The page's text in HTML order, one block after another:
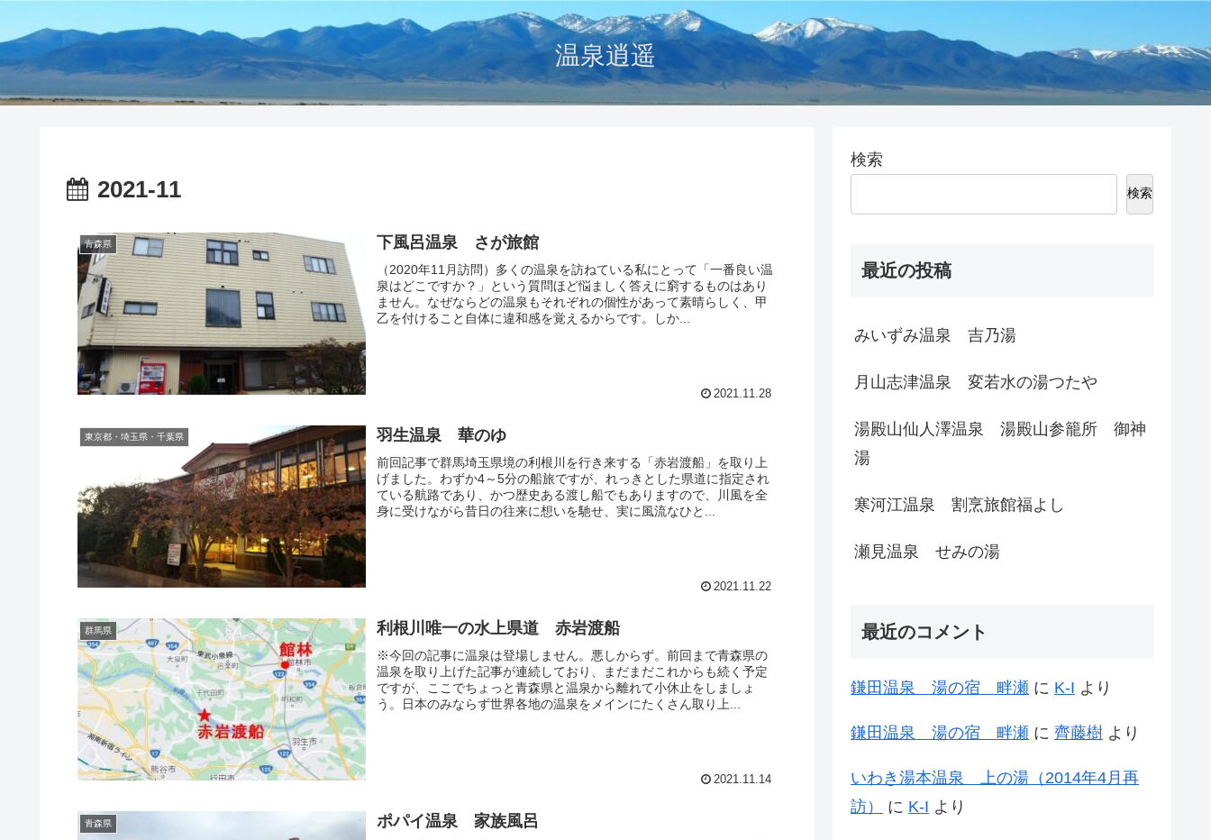
温泉逍遥
2021-11
青森県 下風呂温泉 さが旅館
（2020年11月訪問）多くの温泉を訪ねている私にとって「一番良い温
泉はどこですか？」という質問ほど悩ましく答えに窮するものはあり
ません。なぜならどの温泉もそれぞれの個性があって素晴らしく、甲
乙を付けること自体に違和感を覚えるからです。しか...
2021.11.28
東京都・埼玉県・千葉県 羽生温泉 華のゆ
前回記事で群馬埼玉県境の利根川を行き来する「赤岩渡船」を取り上
げました。わずか4～5分の船旅ですが、れっきとした県道に指定され
ている航路であり、かつ歴史ある渡し船でもありますので、川風を全
身に受けながら昔日の往来に想いを馳せ、実に風流なひと...
2021.11.22
群馬県 利根川唯一の水上県道 赤岩渡船
※今回の記事に温泉は登場しません。悪しからず。前回まで青森県の
温泉を取り上げた記事が連続しており、まだまだこれからも続く予定
ですが、ここでちょっと青森県と温泉から離れて小休止をしましょ
う。日本のみならず世界各地の温泉をメインにたくさん取り上...
2021.11.14
青森県 ポパイ温泉 家族風呂
検索
検索
最近の投稿
みいずみ温泉 吉乃湯
月山志津温泉 変若水の湯つたや
湯殿山仙人澤温泉 湯殿山参籠所 御神
湯
寒河江温泉 割烹旅館福よし
瀬見温泉 せみの湯
最近のコメント
鎌田温泉 湯の宿 畔瀬 に K-I より
鎌田温泉 湯の宿 畔瀬 に 齊藤樹 より
いわき湯本温泉 上の湯（2014年4月再
訪）
に K-I より